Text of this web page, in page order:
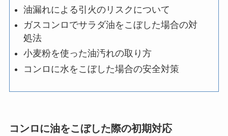
油漏れによる引火のリスクについて
ガスコンロでサラダ油をこぼした場合の対
処法
小麦粉を使った油汚れの取り方
コンロに水をこぼした場合の安全対策
コンロに油をこぼした際の初期対応